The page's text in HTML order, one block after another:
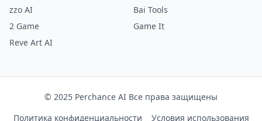
zzo AI
Bai Tools
2 Game
Game It
Reve Art AI
© 2025 Perchance AI Все права защищены
Политика конфиденциальности
Условия использования